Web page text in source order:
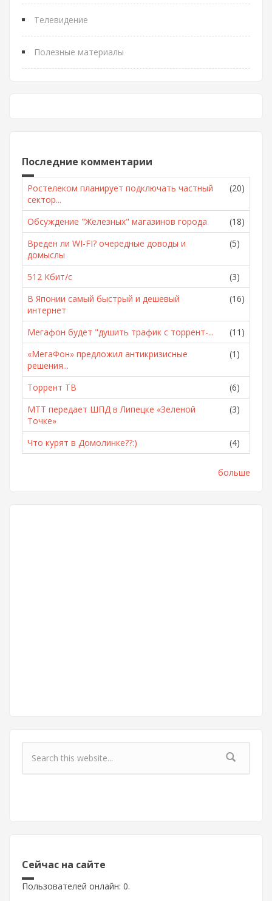
Телевидение
Полезные материалы
Последние комментарии
Ростелеком планирует подключать частный
сектор...
(20)
Обсуждение "Железных" магазинов города
(18)
Вреден ли WI-FI? очередные доводы и
домыслы
(5)
512 Кбит/с
(3)
В Японии самый быстрый и дешевый
интернет
(16)
Мегафон будет "душить трафик с торрент-...
(11)
«МегаФон» предложил антикризисные
решения...
(1)
Торрент ТВ
(6)
МТТ передает ШПД в Липецке «Зеленой
Точке»
(3)
Что курят в Домолинке??:) (4)
больше
Форма поиска
Сейчас на сайте
Пользователей онлайн: 0.